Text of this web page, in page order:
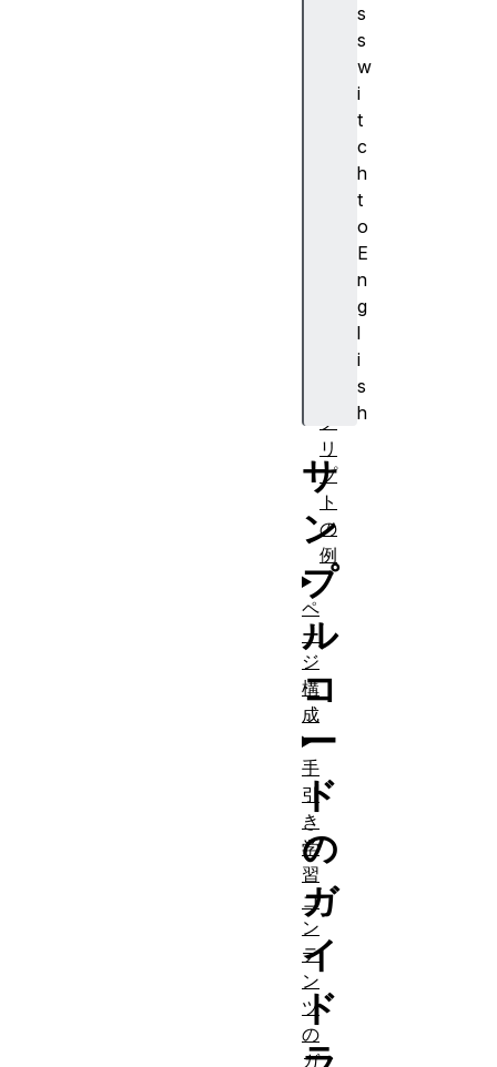
s
s
w
i
t
c
h
t
o
E
n
g
l
i
s
h
サ
ン
プ
ル
コ
ー
ド
の
ガ
イ
ド
ク
リ
プ
ト
の
例
ペ
ー
ジ
構
成
手
引
き
学
習
コ
ン
テ
ン
ツ
の
ガ